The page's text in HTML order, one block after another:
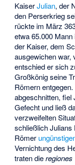
KaiserJulian, der
den Perserkrieg
rückte im März
etwa 65.000 Mann
der Kaiser, dem
ausgewichen war,
entschied er sich
Großkönig seine
Römern
abgeschnitten, fiel
Gefecht und ließ
verzweifelten
schließlich
Römer
Vernichtung des
traten dieregiones